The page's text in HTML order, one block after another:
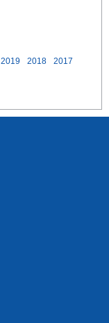
2019 2018
2017